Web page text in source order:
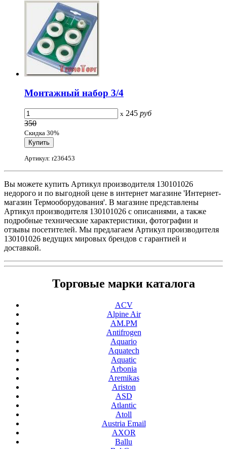
Монтажный набор 3/4
x 245 руб
350
Скидка 30%
Артикул: r236453
Вы можете купить Артикул производителя 130101026
недорого и по выгодной цене в интернет магазине 'Интернет-
магазин Термооборудования'. В магазине представлены
Артикул производителя 130101026 с описаниями, а также
подробные технические характеристики, фотографии и
отзывы посетителей. Мы предлагаем Артикул производителя
130101026 ведущих мировых брендов с гарантией и
доставкой.
Торговые марки каталога
ACV
Alpine Air
AM.PM
Antifrogen
Aquario
Aquatech
Aquatic
Arbonia
Aremikas
Ariston
ASD
Atlantic
Atoll
Austria Email
AXOR
Ballu